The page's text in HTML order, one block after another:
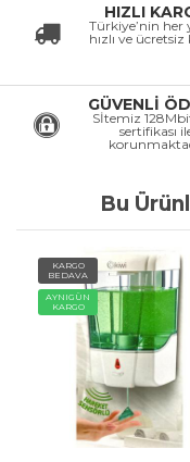
HIZLI
Türkiye’nin her
hızlı ve
GÜVENLİ
Sİtemiz 128Mbit
sertifikası
Bu
KARGO
BEDAVA
AYNIGÜN
KARGO